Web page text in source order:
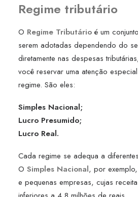
Regime tributário
O Regime Tributário é um
serem adotadas dependendo do
diretamente nas despesas
você reservar uma atenção
regime. São eles:
Simples Nacional;
Lucro Presumido;
Lucro Real.
Cada regime se adequa a
O Simples Nacional, por
e pequenas empresas, cujas